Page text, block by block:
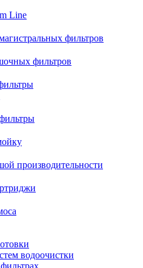
Line
фильтров
фильтров
производительности
водоочистки